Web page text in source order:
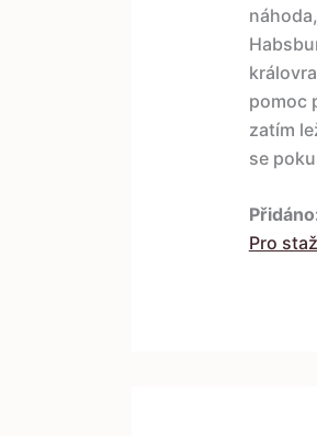
pomoc
zatím
se
Pro